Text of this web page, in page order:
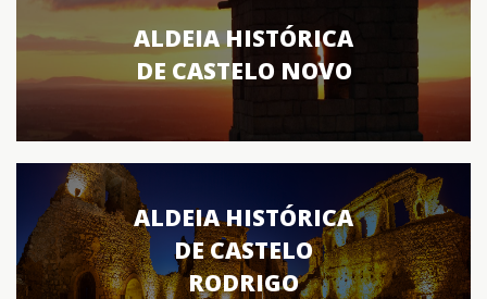
ALDEIA HISTÓRICA
DE CASTELO NOVO
ALDEIA HISTÓRICA
DE CASTELO
RODRIGO